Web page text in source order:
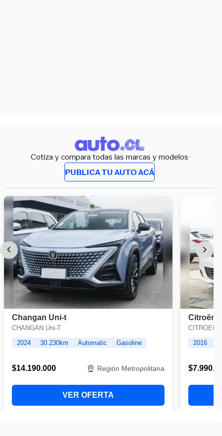
Cotiza y compara todas las marcas y modelos
PUBLICA TU AUTO ACÁ